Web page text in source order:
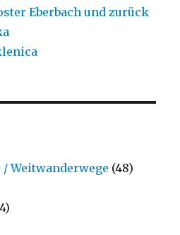
Eberbach und zurück
Weitwanderwege (48)